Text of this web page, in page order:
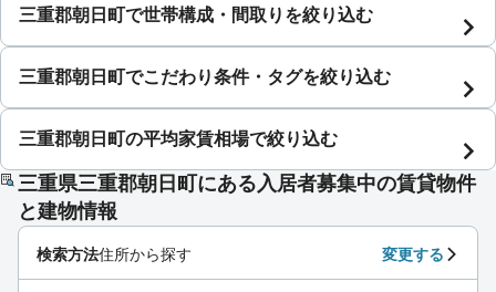
三重郡朝日町で世帯構成・間取りを絞り込む
三重郡朝日町でこだわり条件・タグを絞り込む
三重郡朝日町の平均家賃相場で絞り込む
三重県三重郡朝日町にある入居者募集中の賃貸物件
と建物情報
検索方法住所から探す 変更する